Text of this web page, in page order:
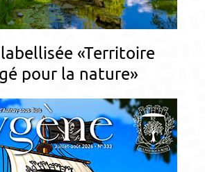
«Territoire
pour la nature»